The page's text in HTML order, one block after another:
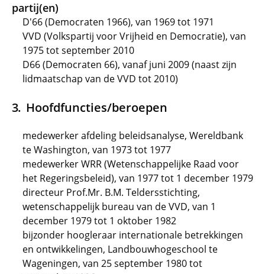
partij(en)
D'66 (Democraten 1966), van 1969 tot 1971
VVD (Volkspartij voor Vrijheid en Democratie), van
1975 tot september 2010
D66 (Democraten 66), vanaf juni 2009 (naast zijn
lidmaatschap van de VVD tot 2010)
Hoofdfuncties/beroepen
medewerker afdeling beleidsanalyse, Wereldbank
te Washington, van 1973 tot 1977
medewerker WRR (Wetenschappelijke Raad voor
het Regeringsbeleid), van 1977 tot 1 december 1979
directeur Prof.Mr. B.M. Teldersstichting,
wetenschappelijk bureau van de VVD, van 1
december 1979 tot 1 oktober 1982
bijzonder hoogleraar internationale betrekkingen
en ontwikkelingen, Landbouwhogeschool te
Wageningen, van 25 september 1980 tot